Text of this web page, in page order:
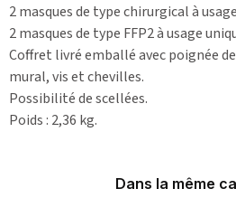
2 masques de type chirurgical à
2 masques de type FFP2 à usage
Coffret livré emballé avec poignée
mural, vis et chevilles.
Possibilité de scellées.
Poids : 2,36 kg.
Dans la même